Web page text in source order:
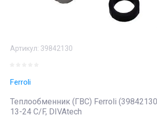
Артикул: 39842130
Ferroli
Теплообменник (ГВС) Ferroli
13-24 C/F, DIVAtech